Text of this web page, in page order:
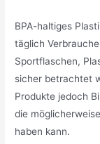
BPA-haltiges
täglich
Sportflaschen,
sicher betrachtet
Produkte jedoch
die
haben kann.